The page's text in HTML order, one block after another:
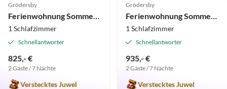
Grödersby
Ferienwohnung Sommerhaus 54 - Reethaus "M"
1 Schlafzimmer
Schnellantworter
825,- €
2 Gäste / 7 Nächte
Verstecktes Juwel
Grödersby
Ferienwohnung Sommerhaus 54 - Gartenhaus "L"
1 Schlafzimmer
Schnellantworter
935,- €
2 Gäste / 7 Nächte
Verstecktes Juwel